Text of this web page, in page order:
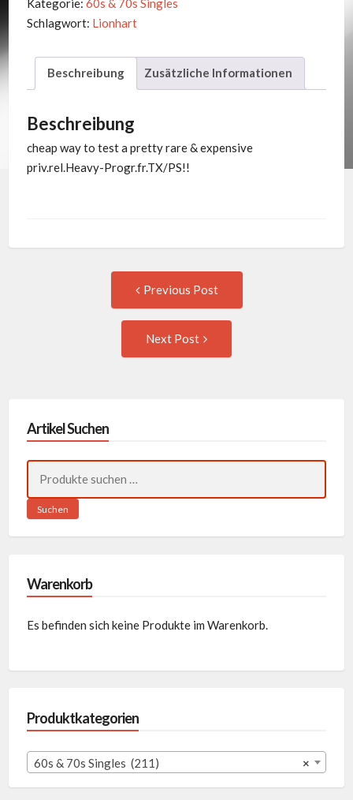
+1
Kategorie: 60s & 70s Singles
Schlagwort: Lionhart
Beschreibung Zusätzliche Informationen
Beschreibung
cheap way to test a pretty rare & expensive
priv.rel.Heavy-Progr.fr.TX/PS!!
navigation
Previous Post
Next Post
Artikel Suchen
nach:
Suchen
Warenkorb
Es befinden sich keine Produkte im Warenkorb.
Produktkategorien
×
60s & 70s Singles (211)